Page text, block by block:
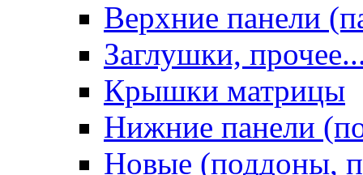
Верхние панели
Заглушки,
Крышки матрицы
Нижние панели
Новые (поддоны,